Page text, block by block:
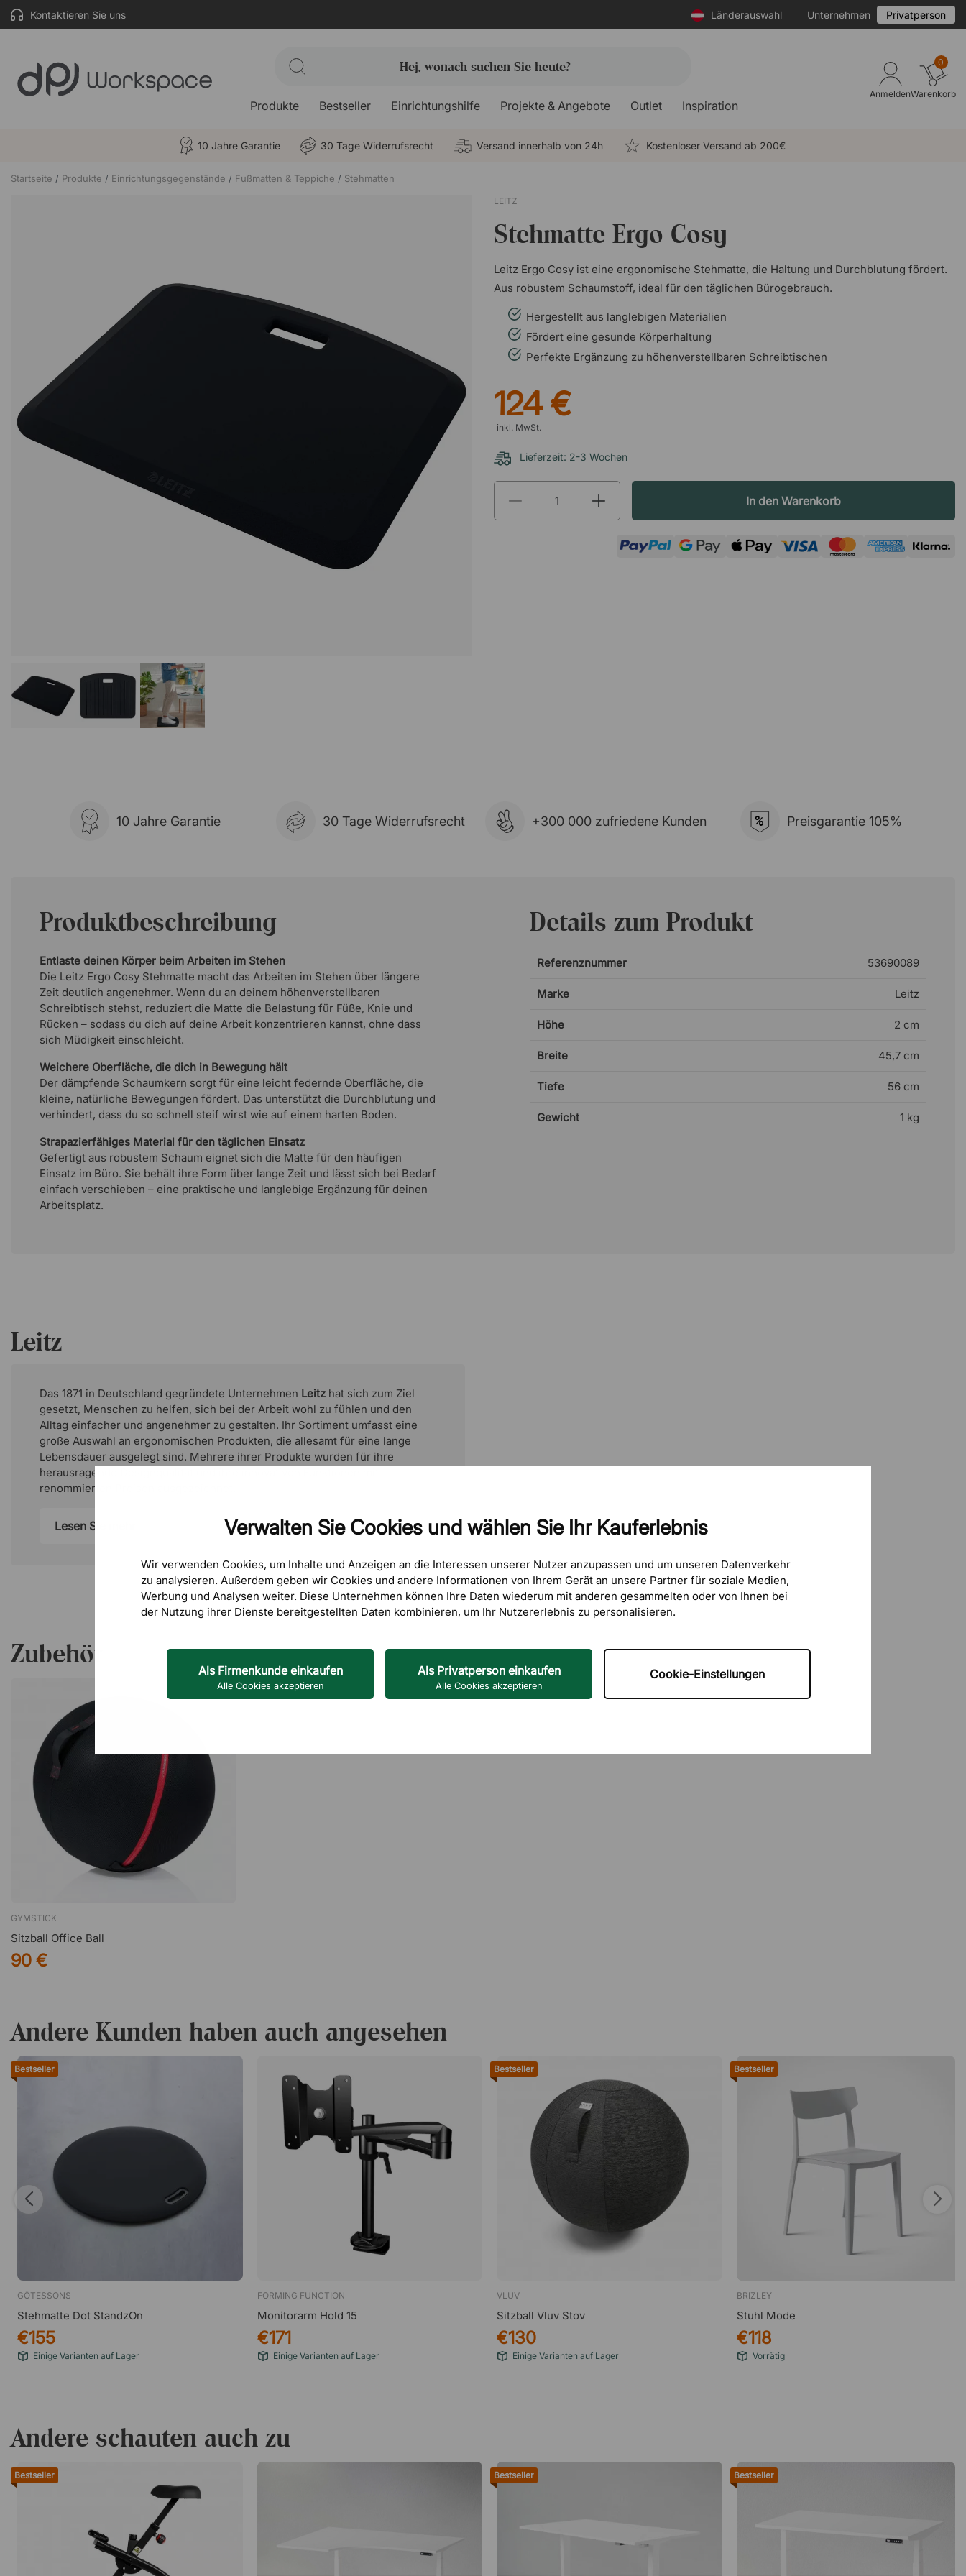
Verwalten Sie Cookies und wählen Sie Ihr Kauferlebnis
Wir verwenden Cookies, um Inhalte und Anzeigen an die Interessen unserer Nutzer anzupassen und um unseren Datenverkehr
zu analysieren. Außerdem geben wir Cookies und andere Informationen von Ihrem Gerät an unsere Partner für soziale Medien,
Werbung und Analysen weiter. Diese Unternehmen können Ihre Daten wiederum mit anderen gesammelten oder von Ihnen bei
der Nutzung ihrer Dienste bereitgestellten Daten kombinieren, um Ihr Nutzererlebnis zu personalisieren.
Als Firmenkunde einkaufen
Alle Cookies akzeptieren
Als Privatperson einkaufen
Alle Cookies akzeptieren
Cookie-Einstellungen
Kontaktieren Sie uns Länderauswahl Unternehmen Privatperson
Produkte Bestseller Einrichtungshilfe Projekte & Angebote Outlet Inspiration
Anmelden
0
Warenkorb
10 Jahre Garantie 30 Tage Widerrufsrecht Versand innerhalb von 24h Kostenloser Versand ab 200€
Startseite Produkte Einrichtungsgegenstände Fußmatten & Teppiche Stehmatten
LEITZ
Stehmatte Ergo Cosy
Leitz Ergo Cosy ist eine ergonomische Stehmatte, die Haltung und Durchblutung fördert.
Aus robustem Schaumstoff, ideal für den täglichen Bürogebrauch.
Hergestellt aus langlebigen Materialien
Fördert eine gesunde Körperhaltung
Perfekte Ergänzung zu höhenverstellbaren Schreibtischen
124 €
inkl. MwSt.
Lieferzeit: 2-3 Wochen
In den Warenkorb
10 Jahre Garantie 30 Tage Widerrufsrecht +300 000 zufriedene Kunden % Preisgarantie 105%
Produktbeschreibung
Entlaste deinen Körper beim Arbeiten im Stehen
Die Leitz Ergo Cosy Stehmatte macht das Arbeiten im Stehen über längere
Zeit deutlich angenehmer. Wenn du an deinem höhenverstellbaren
Schreibtisch stehst, reduziert die Matte die Belastung für Füße, Knie und
Rücken – sodass du dich auf deine Arbeit konzentrieren kannst, ohne dass
sich Müdigkeit einschleicht.
Weichere Oberfläche, die dich in Bewegung hält
Der dämpfende Schaumkern sorgt für eine leicht federnde Oberfläche, die
kleine, natürliche Bewegungen fördert. Das unterstützt die Durchblutung und
verhindert, dass du so schnell steif wirst wie auf einem harten Boden.
Strapazierfähiges Material für den täglichen Einsatz
Gefertigt aus robustem Schaum eignet sich die Matte für den häufigen
Einsatz im Büro. Sie behält ihre Form über lange Zeit und lässt sich bei Bedarf
einfach verschieben – eine praktische und langlebige Ergänzung für deinen
Arbeitsplatz.
Details zum Produkt
Referenznummer 53690089
Marke Leitz
Höhe 2 cm
Breite 45,7 cm
Tiefe 56 cm
Gewicht 1 kg
Leitz
Das 1871 in Deutschland gegründete Unternehmen Leitz hat sich zum Ziel
gesetzt, Menschen zu helfen, sich bei der Arbeit wohl zu fühlen und den
Alltag einfacher und angenehmer zu gestalten. Ihr Sortiment umfasst eine
große Auswahl an ergonomischen Produkten, die allesamt für eine lange
Lebensdauer ausgelegt sind. Mehrere ihrer Produkte wurden für ihre
herausragende Designqualität und ihre innovativen Funktionen mit
renommierten Preisen ausgezeichnet.
Lesen Sie mehr
Zubehör
GYMSTICK
Sitzball Office Ball
90 €
Andere Kunden haben auch angesehen
Bestseller
GÖTESSONS
Stehmatte Dot StandzOn
€155
Einige Varianten auf Lager
FORMING FUNCTION
Monitorarm Hold 15
€171
Einige Varianten auf Lager
Bestseller
VLUV
Sitzball Vluv Stov
€130
Einige Varianten auf Lager
Bestseller
BRIZLEY
Stuhl Mode
€118
Vorrätig
Andere schauten auch zu
Bestseller Bestseller Bestseller